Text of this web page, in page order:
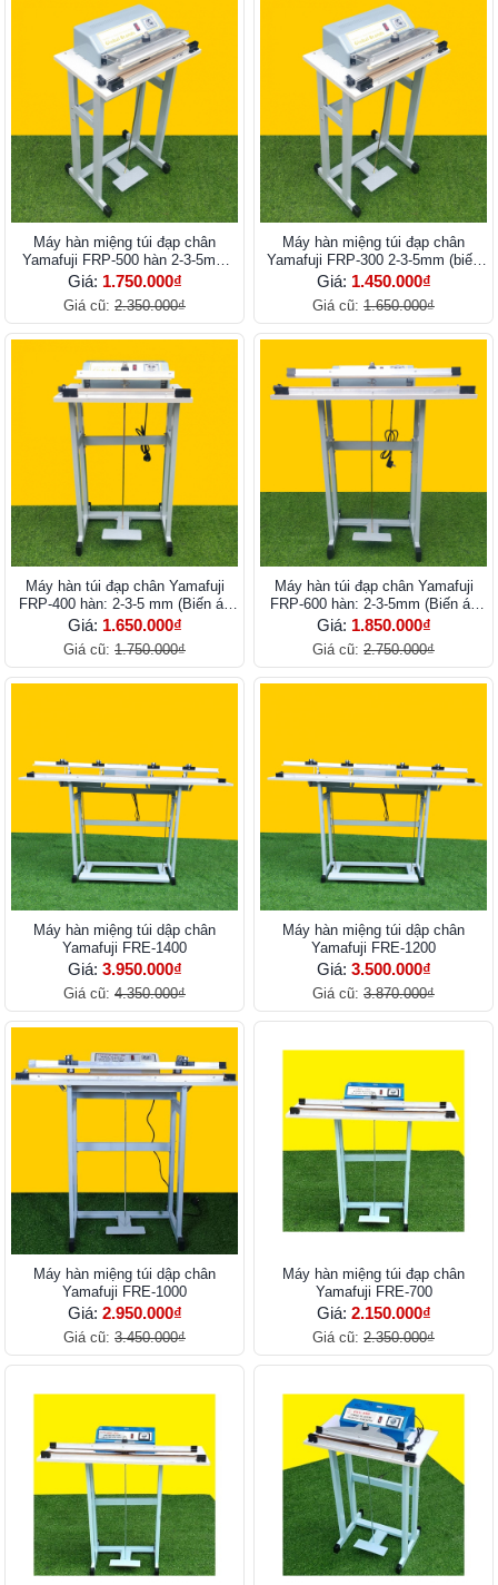
Máy hàn miệng túi đạp chân
Yamafuji FRP-500 hàn 2-3-5mm
(biến áp lớn)
Giá: 1.750.000₫
Giá cũ: 2.350.000₫
Máy hàn miệng túi đạp chân
Yamafuji FRP-300 2-3-5mm (biến
áp lớn)
Giá: 1.450.000₫
Giá cũ: 1.650.000₫
Máy hàn túi đạp chân Yamafuji
FRP-400 hàn: 2-3-5 mm (Biến áp
lớn)
Giá: 1.650.000₫
Giá cũ: 1.750.000₫
Máy hàn túi đạp chân Yamafuji
FRP-600 hàn: 2-3-5mm (Biến áp
lớn)
Giá: 1.850.000₫
Giá cũ: 2.750.000₫
Máy hàn miệng túi dập chân
Yamafuji FRE-1400
Giá: 3.950.000₫
Giá cũ: 4.350.000₫
Máy hàn miệng túi dập chân
Yamafuji FRE-1200
Giá: 3.500.000₫
Giá cũ: 3.870.000₫
Máy hàn miệng túi dập chân
Yamafuji FRE-1000
Giá: 2.950.000₫
Giá cũ: 3.450.000₫
Máy hàn miệng túi đạp chân
Yamafuji FRE-700
Giá: 2.150.000₫
Giá cũ: 2.350.000₫